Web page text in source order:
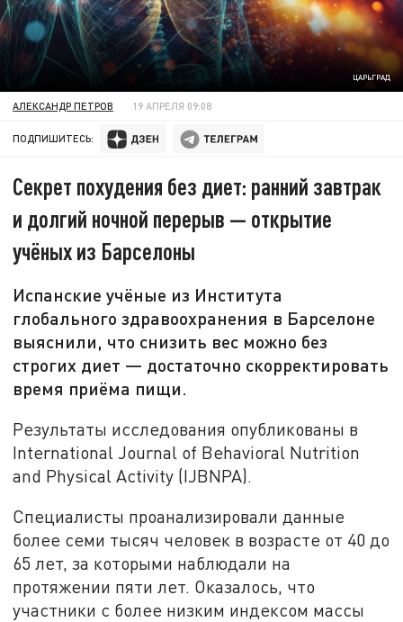
ЦАРЬГРАД
АЛЕКСАНДР ПЕТРОВ 19 АПРЕЛЯ 09:08
ПОДПИШИТЕСЬ:
Секрет похудения без диет: ранний завтрак
и долгий ночной перерыв — открытие
учёных из Барселоны
Испанские учёные из Института
глобального здравоохранения в Барселоне
выяснили, что снизить вес можно без
строгих диет — достаточно скорректировать
время приёма пищи.
Результаты исследования опубликованы в
International Journal of Behavioral Nutrition
and Physical Activity (IJBNPA).
Специалисты проанализировали данные
более семи тысяч человек в возрасте от 40 до
65 лет, за которыми наблюдали на
протяжении пяти лет. Оказалось, что
участники с более низким индексом массы